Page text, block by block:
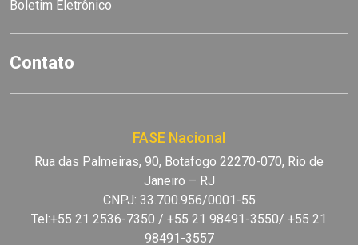
Boletim Eletrônico
Contato
FASE Nacional
Rua das Palmeiras, 90, Botafogo 22270-070, Rio de
Janeiro – RJ
CNPJ: 33.700.956/0001-55
Tel:+55 21 2536-7350 / +55 21 98491-3550/ +55 21
98491-3557